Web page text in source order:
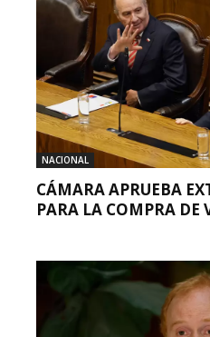
NACIONAL
CÁMARA APRUEBA
PARA LA COMPRA DE